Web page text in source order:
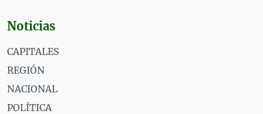
Noticias
CAPITALES
REGIÓN
NACIONAL
POLÍTICA